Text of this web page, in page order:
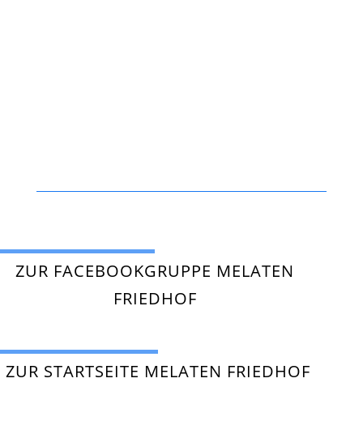
ZUR FACEBOOKGRUPPE MELATEN
FRIEDHOF
ZUR STARTSEITE MELATEN FRIEDHOF